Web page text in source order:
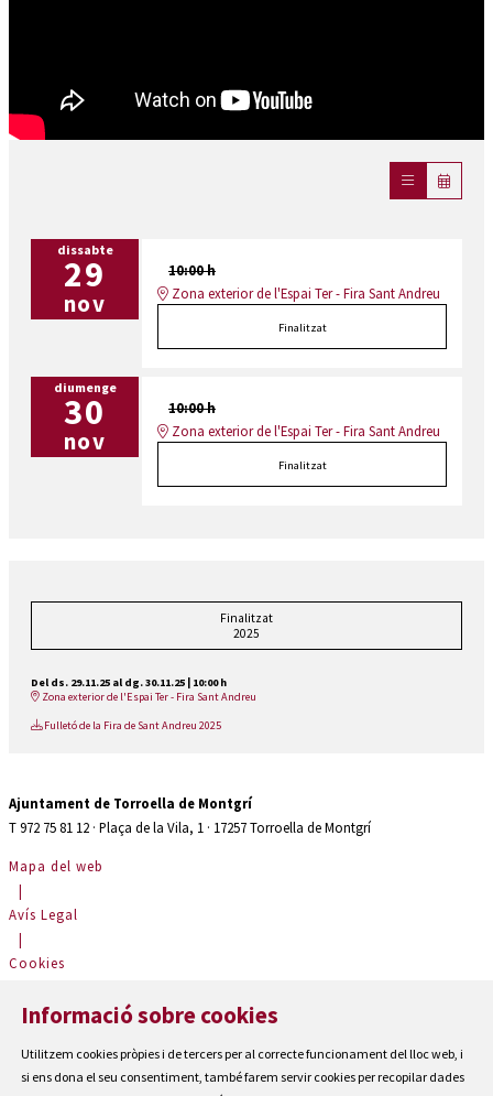
dissabte
29
nov
10:00 h
Zona exterior de l'Espai Ter - Fira Sant Andreu
Finalitzat
diumenge
30
nov
10:00 h
Zona exterior de l'Espai Ter - Fira Sant Andreu
Finalitzat
Finalitzat
2025
Del ds. 29.11.25 al dg. 30.11.25
10:00 h
Zona exterior de l'Espai Ter - Fira Sant Andreu
Fulletó de la Fira de Sant Andreu 2025
Ajuntament de Torroella de Montgrí
T 972 75 81 12 · Plaça de la Vila, 1 · 17257 Torroella de Montgrí
Mapa del web
|
Avís Legal
|
Cookies
Contactar
Accessibilitat
Informació sobre cookies
Utilitzem cookies pròpies i de tercers per al correcte funcionament del lloc web, i
si ens dona el seu consentiment, també farem servir cookies per recopilar dades